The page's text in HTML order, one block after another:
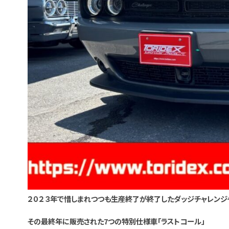
２０２３年で惜しまれつつも生産終了が終了したダッジチャレンジ
その最終年に販売された7つの特別仕様車「ラストコール」